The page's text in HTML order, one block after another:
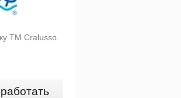
ТМ Cralusso.